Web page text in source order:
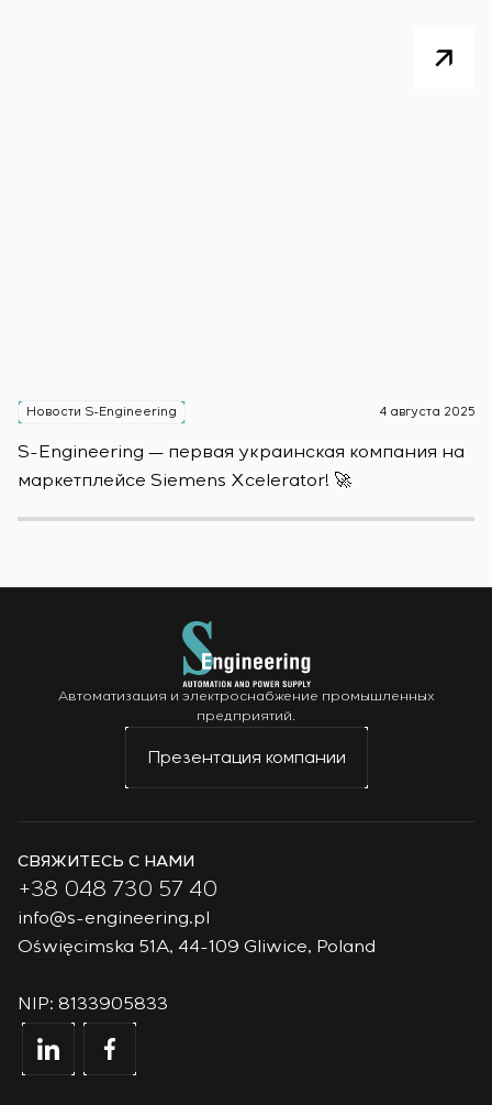
Новости S-Engineering 4 августа 2025
S-Engineering — первая украинская компания на
маркетплейсе Siemens Xcelerator! 🚀
Автоматизация и электроснабжение промышленных
предприятий.
Презентация компании
СВЯЖИТЕСЬ С НАМИ
+38 048 730 57 40
info@s-engineering.pl
Oświęcimska 51A, 44-109 Gliwice, Poland
NIP: 8133905833